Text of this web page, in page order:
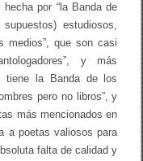
por “la Banda de
estudiosos,
medios”, que son casi
y más
tiene la Banda de los
pero no libros”, y
más mencionados en
a poetas valiosos para
falta de calidad y